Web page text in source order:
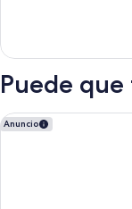
Puede
Anuncio
Hotel Palacio